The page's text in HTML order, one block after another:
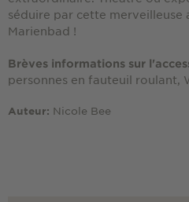
séduire par cette merveilleuse
Marienbad !
Brèves informations sur
personnes en fauteuil roulant,
Auteur: Nicole Bee